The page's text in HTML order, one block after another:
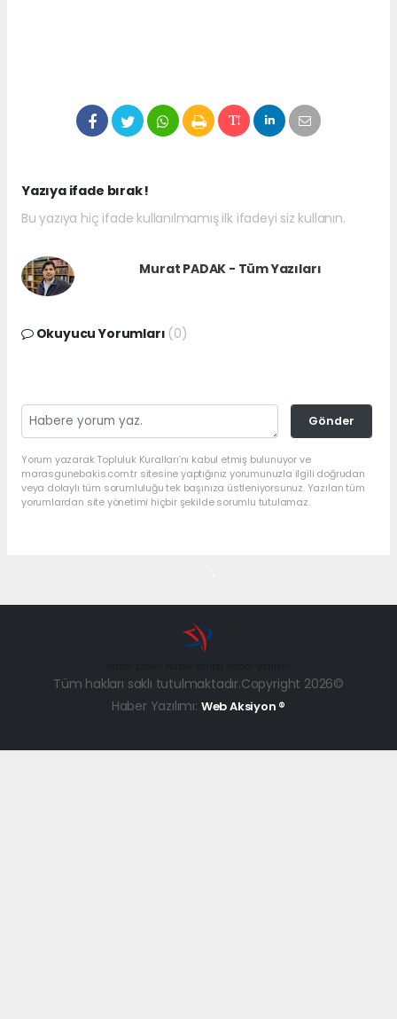
Yazıya ifade bırak !
Bu yazıya hiç ifade kullanılmamış ilk ifadeyi siz kullanın.
Murat PADAK - Tüm Yazıları
Okuyucu Yorumları (0)
Gönder
Yorum yazarak Topluluk Kuralları’nı kabul etmiş bulunuyor ve
marasgunebakis.com.tr sitesine yaptığınız yorumunuzla ilgili doğrudan
veya dolaylı tüm sorumluluğu tek başınıza üstleniyorsunuz. Yazılan tüm
yorumlardan site yönetimi hiçbir şekilde sorumlu tutulamaz.
Tüm hakları saklı tutulmaktadır.Copyright 2026©
Haber Yazılımı: Web Aksiyon ®